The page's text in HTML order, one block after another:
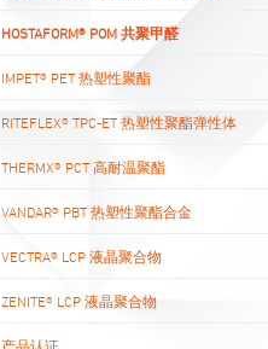
HOSTAFORM® POM 共聚甲醛
IMPET® PET 热塑性聚酯
RITEFLEX® TPC-ET 热塑性聚酯弹性体
THERMX® PCT 高耐温聚酯
VANDAR® PBT 热塑性聚酯合金
VECTRA® LCP 液晶聚合物
ZENITE® LCP 液晶聚合物
产品认证